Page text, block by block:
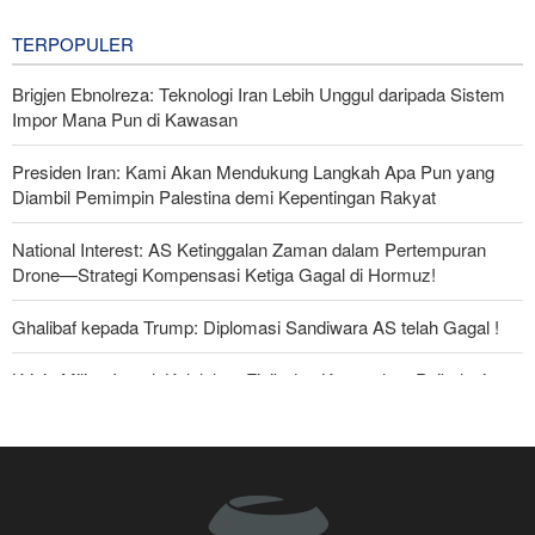
TERPOPULER
Brigjen Ebnolreza: Teknologi Iran Lebih Unggul daripada Sistem
Impor Mana Pun di Kawasan
Presiden Iran: Kami Akan Mendukung Langkah Apa Pun yang
Diambil Pemimpin Palestina demi Kepentingan Rakyat
National Interest: AS Ketinggalan Zaman dalam Pertempuran
Drone—Strategi Kompensasi Ketiga Gagal di Hormuz!
Ghalibaf kepada Trump: Diplomasi Sandiwara AS telah Gagal !
Krisis Militer Israel; Kelelahan Fisik dan Keruntuhan Psikologis
Foreign Policy: Riyadh Terjepit di Antara Iran dan Ansarullah,